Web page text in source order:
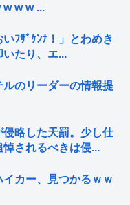
w w w ...
ﾌｻﾞｹﾝﾅ！」とわめき
たり、エ...
ルのリーダーの情報提
略した天罰。少し仕
されるべきは侵...
イカー、見つかるｗｗ